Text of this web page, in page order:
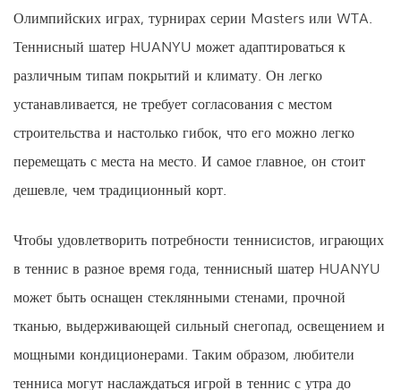
Олимпийских играх, турнирах серии Masters или WTA.
Теннисный шатер HUANYU может адаптироваться к
различным типам покрытий и климату. Он легко
устанавливается, не требует согласования с местом
строительства и настолько гибок, что его можно легко
перемещать с места на место. И самое главное, он стоит
дешевле, чем традиционный корт.
Чтобы удовлетворить потребности теннисистов, играющих
в теннис в разное время года, теннисный шатер HUANYU
может быть оснащен стеклянными стенами, прочной
тканью, выдерживающей сильный снегопад, освещением и
мощными кондиционерами. Таким образом, любители
тенниса могут наслаждаться игрой в теннис с утра до